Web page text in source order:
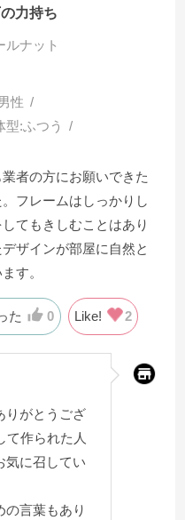
力持ち
ルナット
性
型:ふつう
者の方にお願いできた
フレームはしっかりし
てもきしむことはあり
ザインが部屋に自然と
す。
た 0 Like! 2
りがとうござ
て作られた人
気に召してい
の言葉もあり